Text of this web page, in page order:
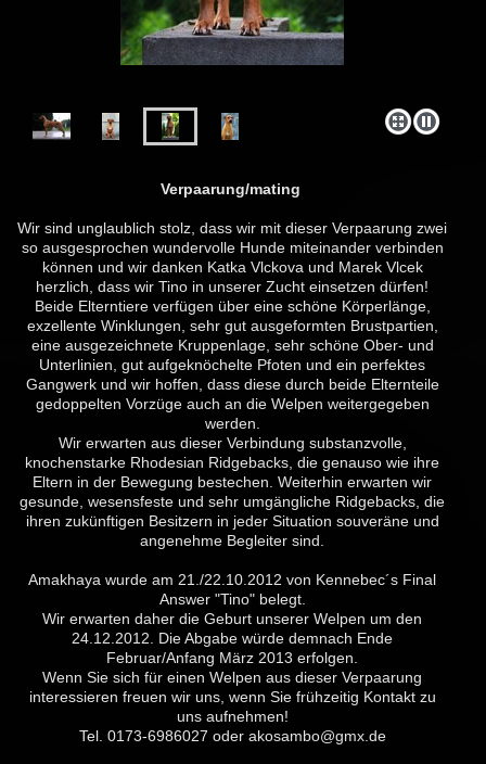
Verpaarung/mating
Wir sind unglaublich stolz, dass wir mit dieser Verpaarung zwei
so ausgesprochen wundervolle Hunde miteinander verbinden
können und wir danken Katka Vlckova und Marek Vlcek
herzlich, dass wir Tino in unserer Zucht einsetzen dürfen!
Beide Elterntiere verfügen über eine schöne Körperlänge,
exzellente Winklungen, sehr gut ausgeformten Brustpartien,
eine ausgezeichnete Kruppenlage, sehr schöne Ober- und
Unterlinien, gut aufgeknöchelte Pfoten und ein perfektes
Gangwerk und wir hoffen, dass diese durch beide Elternteile
gedoppelten Vorzüge auch an die Welpen weitergegeben
werden.
Wir erwarten aus dieser Verbindung substanzvolle,
knochenstarke Rhodesian Ridgebacks, die genauso wie ihre
Eltern in der Bewegung bestechen. Weiterhin erwarten wir
gesunde, wesensfeste und sehr umgängliche Ridgebacks, die
ihren zukünftigen Besitzern in jeder Situation souveräne und
angenehme Begleiter sind.
Amakhaya wurde am 21./22.10.2012 von Kennebec´s Final
Answer "Tino" belegt.
Wir erwarten daher die Geburt unserer Welpen um den
24.12.2012. Die Abgabe würde demnach Ende
Februar/Anfang März 2013 erfolgen.
Wenn Sie sich für einen Welpen aus dieser Verpaarung
interessieren freuen wir uns, wenn Sie frühzeitig Kontakt zu
uns aufnehmen!
Tel. 0173-6986027 oder akosambo@gmx.de